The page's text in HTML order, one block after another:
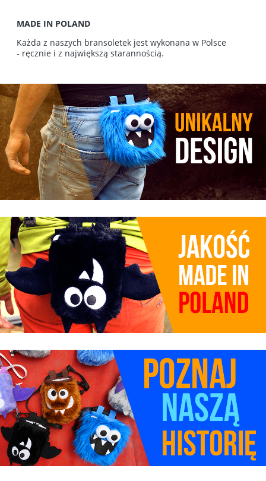
MADE IN POLAND
Każda z naszych bransoletek jest wykonana w Polsce
- ręcznie i z największą starannością.